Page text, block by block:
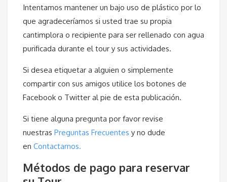
Intentamos mantener un bajo uso de plástico por lo
que agradeceríamos si usted trae su propia
cantimplora o recipiente para ser rellenado con agua
purificada durante el tour y sus actividades.
Si desea etiquetar a alguien o simplemente
compartir con sus amigos utilice los botones de
Facebook o Twitter al pie de esta publicación.
Si tiene alguna pregunta por favor revise
nuestras Preguntas Frecuentes y no dude
en Contactarnos.
Métodos de pago para reservar